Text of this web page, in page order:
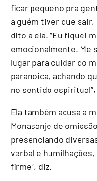
ficar pequeno pra
alguém tiver que sair,
dito a ela. “Eu fiquei
emocionalmente. Me
lugar para cuidar do
paranoica, achando
no sentido espiritual”
Ela também acusa a
Monasanje de
presenciando
verbal e
firme”, diz.